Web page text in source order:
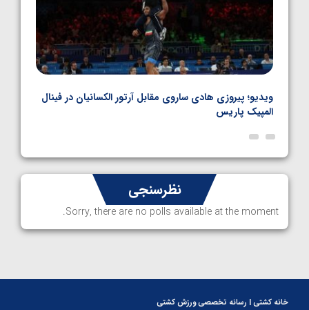
ویدیو؛ پیروزی هادی ساروی مقابل آرتور الکسانیان در فینال
المپیک پاریس
نظرسنجی
Sorry, there are no polls available at the moment.
خانه کشتی | رسانه تخصصی ورزش کشتی